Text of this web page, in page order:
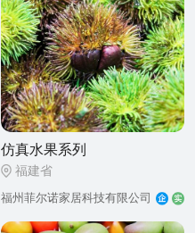
仿真水果系列
福建省
福州菲尔诺家居科技有限公司